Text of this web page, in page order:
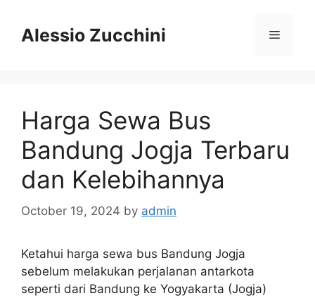
contentAlessio Zucchini Menu
Harga Sewa Bus
Bandung Jogja Terbaru
dan Kelebihannya
October 19, 2024 by admin
Ketahui harga sewa bus Bandung Jogja
sebelum melakukan perjalanan antarkota
seperti dari Bandung ke Yogyakarta (Jogja)